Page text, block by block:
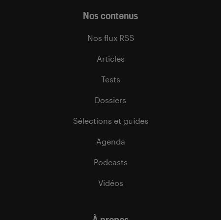
Nos contenus
Nos flux RSS
Articles
Tests
Dossiers
Sélections et guides
Agenda
Podcasts
Vidéos